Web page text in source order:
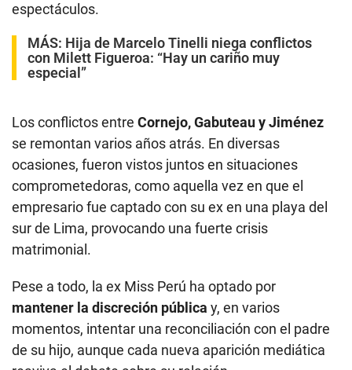
espectáculos.
MÁS: Hija de Marcelo Tinelli niega conflictos
con Milett Figueroa: “Hay un cariño muy
especial”
Los conflictos entre Cornejo, Gabuteau y Jiménez
se remontan varios años atrás. En diversas
ocasiones, fueron vistos juntos en situaciones
comprometedoras, como aquella vez en que el
empresario fue captado con su ex en una playa del
sur de Lima, provocando una fuerte crisis
matrimonial.
Pese a todo, la ex Miss Perú ha optado por
mantener la discreción pública y, en varios
momentos, intentar una reconciliación con el padre
de su hijo, aunque cada nueva aparición mediática